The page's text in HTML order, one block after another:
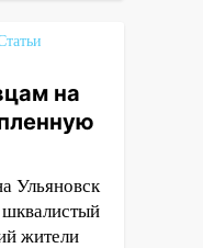
на
Ульяновск
шквалистый
жители